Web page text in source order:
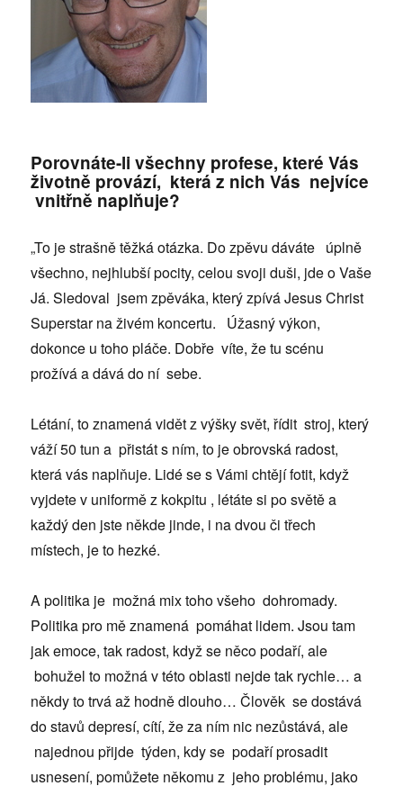
Porovnáte-li všechny profese, které Vás
životně provází, která z nich Vás nejvíce
vnitřně naplňuje?
„To je strašně těžká otázka. Do zpěvu dáváte úplně
všechno, nejhlubší pocity, celou svoji duši, jde o Vaše
Já. Sledoval jsem zpěváka, který zpívá Jesus Christ
Superstar na živém koncertu. Úžasný výkon,
dokonce u toho pláče. Dobře víte, že tu scénu
prožívá a dává do ní sebe.
Létání, to znamená vidět z výšky svět, řídit stroj, který
váží 50 tun a přistát s ním, to je obrovská radost,
která vás naplňuje. Lidé se s Vámi chtějí fotit, když
vyjdete v uniformě z kokpitu , létáte si po světě a
každý den jste někde jinde, i na dvou či třech
místech, je to hezké.
A politika je možná mix toho všeho dohromady.
Politika pro mě znamená pomáhat lidem. Jsou tam
jak emoce, tak radost, když se něco podaří, ale
bohužel to možná v této oblasti nejde tak rychle… a
někdy to trvá až hodně dlouho… Člověk se dostává
do stavů depresí, cítí, že za ním nic nezůstává, ale
najednou přijde týden, kdy se podaří prosadit
usnesení, pomůžete někomu z jeho problému, jako